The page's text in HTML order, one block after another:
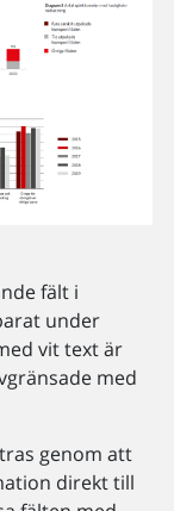
fält i
under
vit text är
med
genom att
direkt till